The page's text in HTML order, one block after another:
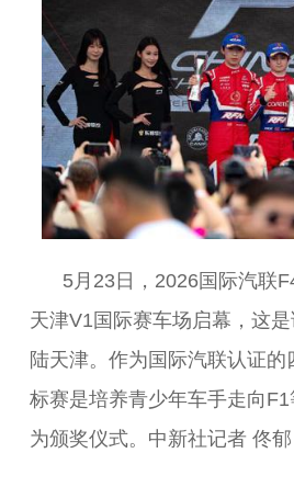
5月23日，2026国际汽联
天津V1国际赛车场启幕，这
陆天津。作为国际汽联认证
标赛是培养青少年车手走向
为颁奖仪式。中新社记者 佟